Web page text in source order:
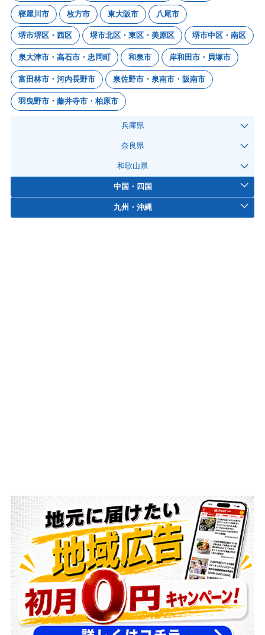
寝屋川市 枚方市 東大阪市 八尾市
堺市堺区・西区 堺市北区・東区・美原区 堺市中区・南区
泉大津市・高石市・忠岡町 和泉市 岸和田市・貝塚市
富田林市・河内長野市 泉佐野市・泉南市・阪南市
羽曳野市・藤井寺市・柏原市
兵庫県
奈良県
和歌山県
中国・四国
九州・沖縄